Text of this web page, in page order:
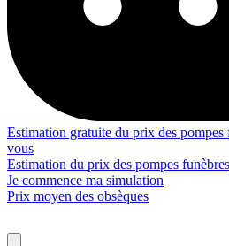
Estimation gratuite du prix des pompes
vous
Estimation du prix des pompes funèbres
Je commence ma simulation
Prix moyen des obsèques